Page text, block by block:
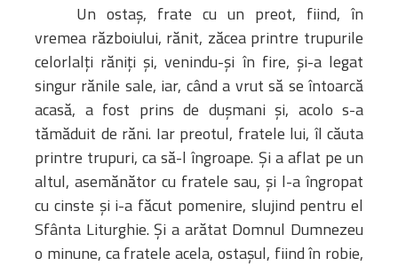
Un ostaș, frate cu un preot, fiind, în
vremea războiului, rănit, zăcea printre trupurile
celorlalți răniți și, venindu-și în fire, și-a legat
singur rănile sale, iar, când a vrut să se întoarcă
acasă, a fost prins de dușmani și, acolo s-a
tămăduit de răni. Iar preotul, fratele lui, îl căuta
printre trupuri, ca să-l îngroape. Și a aflat pe un
altul, asemănător cu fratele sau, și l-a îngropat
cu cinste și i-a făcut pomenire, slujind pentru el
Sfânta Liturghie. Și a arătat Domnul Dumnezeu
o minune, ca fratele acela, ostașul, fiind în robie,